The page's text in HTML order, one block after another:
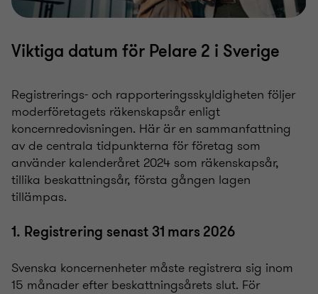
Viktiga datum för Pelare 2 i Sverige
Registrerings- och rapporteringsskyldigheten följer
moderföretagets räkenskapsår enligt
koncernredovisningen. Här är en sammanfattning
av de centrala tidpunkterna för företag som
använder kalenderåret 2024 som räkenskapsår,
tillika beskattningsår, första gången lagen
tillämpas.
1. Registrering senast 31 mars 2026
Svenska koncernenheter måste registrera sig inom
15 månader efter beskattningsårets slut. För